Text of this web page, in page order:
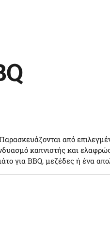
από
καπνιστής και
για BBQ, μεζέδες ή ένα